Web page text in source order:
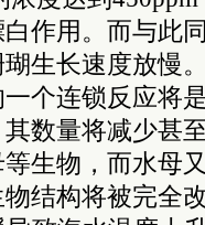
作用。而与此
生长速度放慢
个连锁反应将
数量将减少甚
生物，而水母
结构将被完全